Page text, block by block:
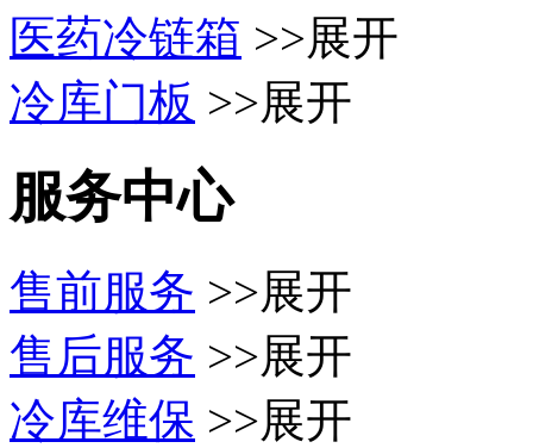
医药冷链箱 >>展开
冷库门板 >>展开
服务中心
售前服务 >>展开
售后服务 >>展开
冷库维保 >>展开